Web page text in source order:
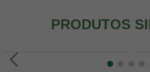
PRODUTOS